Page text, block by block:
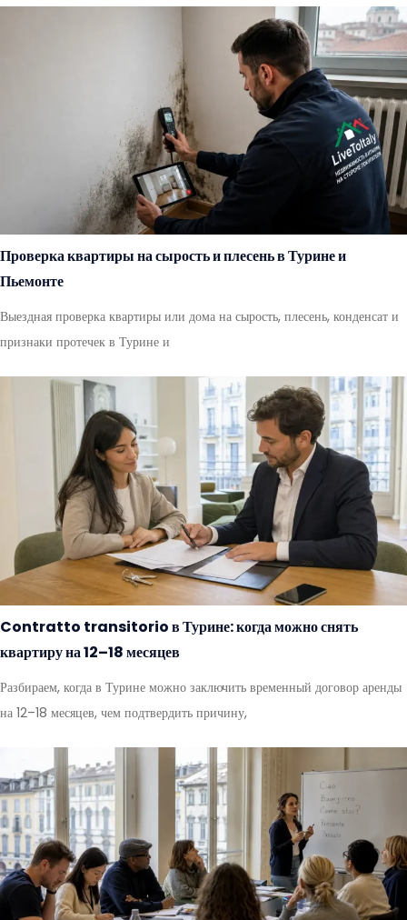
Проверка квартиры на сырость и плесень в Турине и
Пьемонте
Выездная проверка квартиры или дома на сырость, плесень, конденсат и
признаки протечек в Турине и
Contratto transitorio в Турине: когда можно снять
квартиру на 12–18 месяцев
Разбираем, когда в Турине можно заключить временный договор аренды
на 12–18 месяцев, чем подтвердить причину,